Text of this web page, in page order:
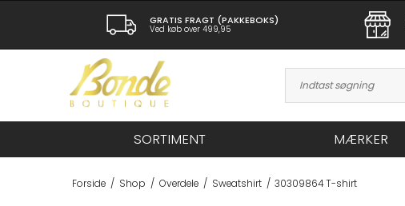
GRATIS FRAGT (PAKKEBOKS)
Ved køb over 499,95
SORTIMENT MÆRKER
Forside / Shop / Overdele / Sweatshirt / 30309864 T-shirt